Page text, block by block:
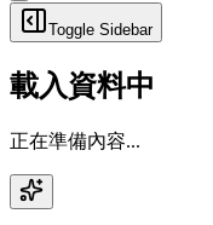
Toggle Sidebar
載入資料中
正在準備內容...